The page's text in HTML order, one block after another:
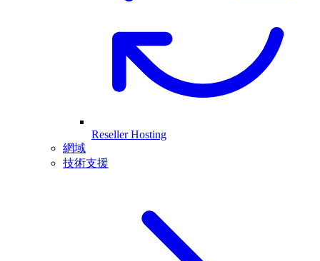
Reseller Hosting
網域
技術支援